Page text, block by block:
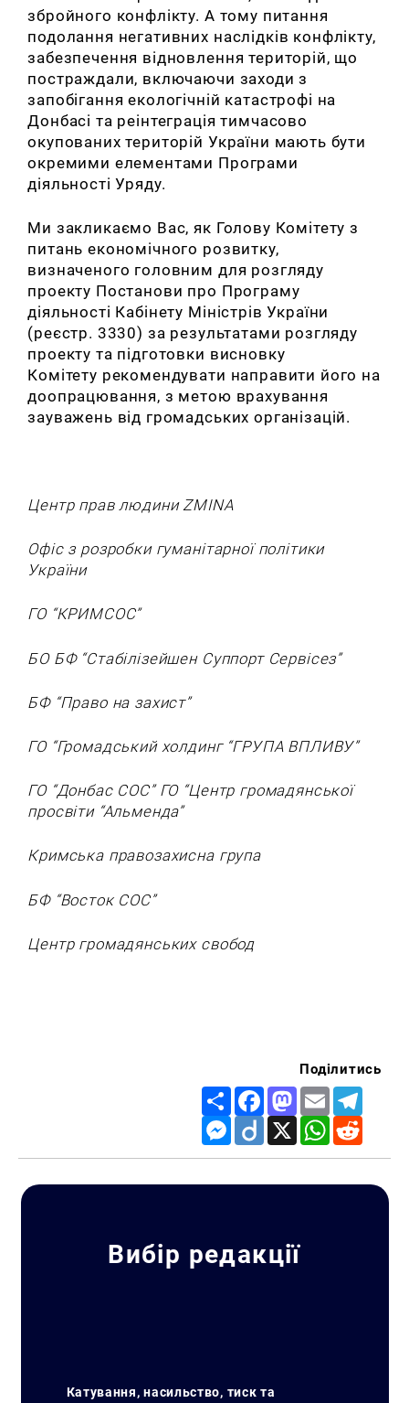
збройного конфлікту. А тому питання
подолання негативних наслідків конфлікту,
забезпечення відновлення територій, що
постраждали, включаючи заходи з
запобігання екологічній катастрофі на
Донбасі та реінтеграція тимчасово
окупованих територій України мають бути
окремими елементами Програми
діяльності Уряду.
Ми закликаємо Вас, як Голову Комітету з
питань економічного розвитку,
визначеного головним для розгляду
проекту Постанови про Програму
діяльності Кабінету Міністрів України
(реєстр. 3330) за результатами розгляду
проекту та підготовки висновку
Комітету рекомендувати направити його на
доопрацювання, з метою врахування
зауважень від громадських організацій.
Центр прав людини ZMINA
Офіс з розробки гуманітарної політики
України
ГО “КРИМСОС”
БО БФ “Стабілізейшен Суппорт Сервісез”
БФ “Право на захист”
ГО “Громадський холдинг “ГРУПА ВПЛИВУ”
ГО “Донбас СОС” ГО “Центр громадянської
просвіти “Альменда”
Кримська правозахисна група
БФ “Восток СОС”
Центр громадянських свобод
Поділитись
Share FacebookMastodon
Email
Messenger
Diigo X WhatsApp
Вибір редакції
Катування, насильство, тиск та